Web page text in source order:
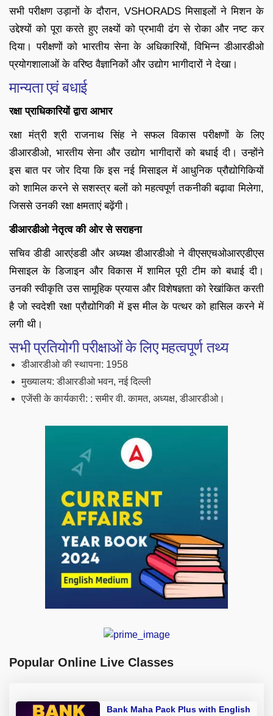
सभी परीक्षण उड़ानों के दौरान, VSHORADS मिसाइलों ने मिशन के
उद्देश्यों को पूरा करते हुए लक्ष्यों को प्रभावी ढंग से रोका और नष्ट कर
दिया। परीक्षणों को भारतीय सेना के अधिकारियों, विभिन्न डीआरडीओ
प्रयोगशालाओं के वरिष्ठ वैज्ञानिकों और उद्योग भागीदारों ने देखा।
मान्यता एवं बधाई
रक्षा प्राधिकारियों द्वारा आभार
रक्षा मंत्री श्री राजनाथ सिंह ने सफल विकास परीक्षणों के लिए
डीआरडीओ, भारतीय सेना और उद्योग भागीदारों को बधाई दी। उन्होंने
इस बात पर जोर दिया कि इस नई मिसाइल में आधुनिक प्रौद्योगिकियों
को शामिल करने से सशस्त्र बलों को महत्वपूर्ण तकनीकी बढ़ावा मिलेगा,
जिससे उनकी रक्षा क्षमताएं बढ़ेंगी।
डीआरडीओ नेतृत्व की ओर से सराहना
सचिव डीडी आरएंडडी और अध्यक्ष डीआरडीओ ने वीएसएचओआरएडीएस
मिसाइल के डिजाइन और विकास में शामिल पूरी टीम को बधाई दी।
उनकी स्वीकृति उस सामूहिक प्रयास और विशेषज्ञता को रेखांकित करती
है जो स्वदेशी रक्षा प्रौद्योगिकी में इस मील के पत्थर को हासिल करने में
लगी थी।
सभी प्रतियोगी परीक्षाओं के लिए महत्वपूर्ण तथ्य
डीआरडीओ की स्थापना: 1958
मुख्यालय: डीआरडीओ भवन, नई दिल्ली
एजेंसी के कार्यकारी: : समीर वी. कामत, अध्यक्ष, डीआरडीओ।
Popular Online Live Classes
Bank Maha Pack Plus with English